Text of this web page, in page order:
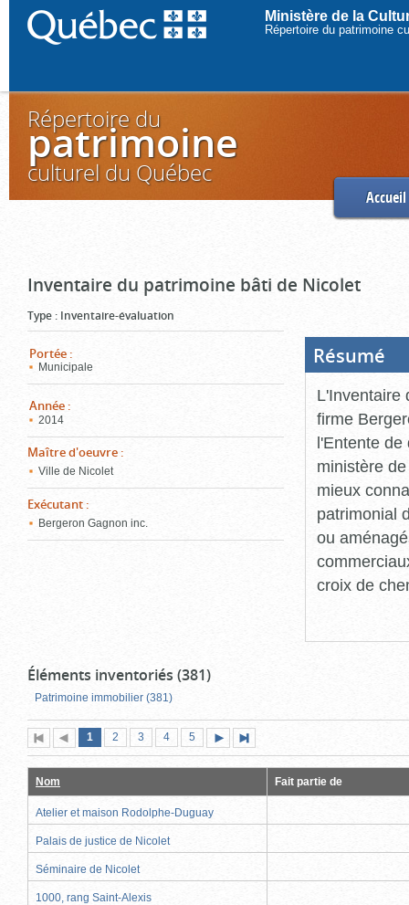
Ministère de la
Répertoire du patrimoine
Répertoire du
patrimoine
culturel du Québec
Accueil
Inventaire du patrimoine bâti de Nicolet
Type : Inventaire-évaluation
Portée :
Municipale
Année :
2014
Maître d'oeuvre :
Ville de Nicolet
Exécutant :
Bergeron Gagnon inc.
Résumé
L'Inventaire
firme
l'Entente de
ministère
mieux
patrimonial
ou
croix de
Éléments inventoriés (381)
Patrimoine immobilier (381)
Première
page
Page
précédente
Page
1 (page
actuelle)
Page
2 Page
3 Page
4 Page
5
suivante
page
Nom Fait partie de
Atelier et maison Rodolphe-Duguay
Palais de justice de Nicolet
Séminaire de Nicolet
1000, rang Saint-Alexis